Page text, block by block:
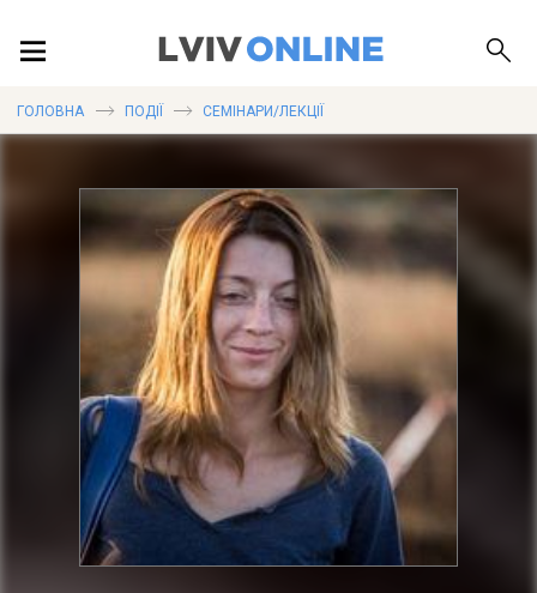
ПУБЛІКАЦІЇ
ДОВІДКА
ГОЛОВНА ПОДІЇ СЕМІНАРИ/ЛЕКЦІЇ